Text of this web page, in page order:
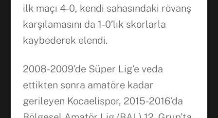
ilk maçı 4-0, kendi sahasındaki rövanş
karşılamasını da 1-0’lık skorlarla
kaybederek elendi.
2008-2009’de Süper Lig’e veda
ettikten sonra amatöre kadar
gerileyen Kocaelispor, 2015-2016’da